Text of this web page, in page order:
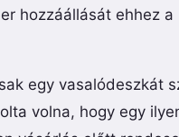
hozzáállását ehhez a
egy vasalódeszkát
volna, hogy egy